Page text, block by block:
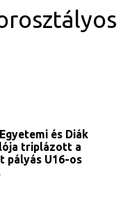
és Diák
triplázott a
pályás U16-os